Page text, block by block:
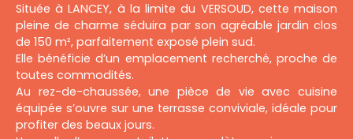
Située à LANCEY, à la limite du VERSOUD, cette maison
pleine de charme séduira par son agréable jardin clos
de 150 m², parfaitement exposé plein sud.
Elle bénéficie d’un emplacement recherché, proche de
toutes commodités.
Au rez-de-chaussée, une pièce de vie avec cuisine
équipée s’ouvre sur une terrasse conviviale, idéale pour
profiter des beaux jours.